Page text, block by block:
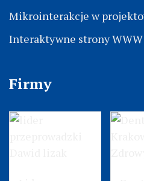
Mikrointerakcje w
Interaktywne strony
Firmy